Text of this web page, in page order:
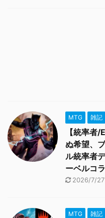
MTG 雑記
【統率者
ぬ希望、
ル統率者
ーベルコラ
2026/7/27
MTG 雑記